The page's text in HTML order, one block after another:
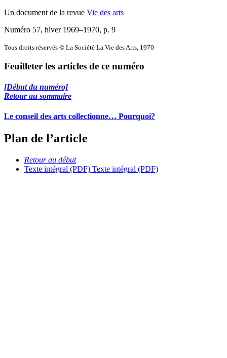
Un document de la revue Vie des arts
Numéro 57, hiver 1969–1970, p. 9
Tous droits réservés © La Société La Vie des Arts, 1970
Feuilleter les articles de ce numéro
[Début du numéro]
Retour au sommaire
Le conseil des arts collectionne… Pourquoi?
Plan de l’article
Retour au début
Texte intégral (PDF) Texte intégral (PDF)